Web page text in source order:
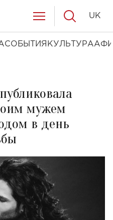
СОБЫТИЯ КУЛЬТУРА
UK
мужем
в день